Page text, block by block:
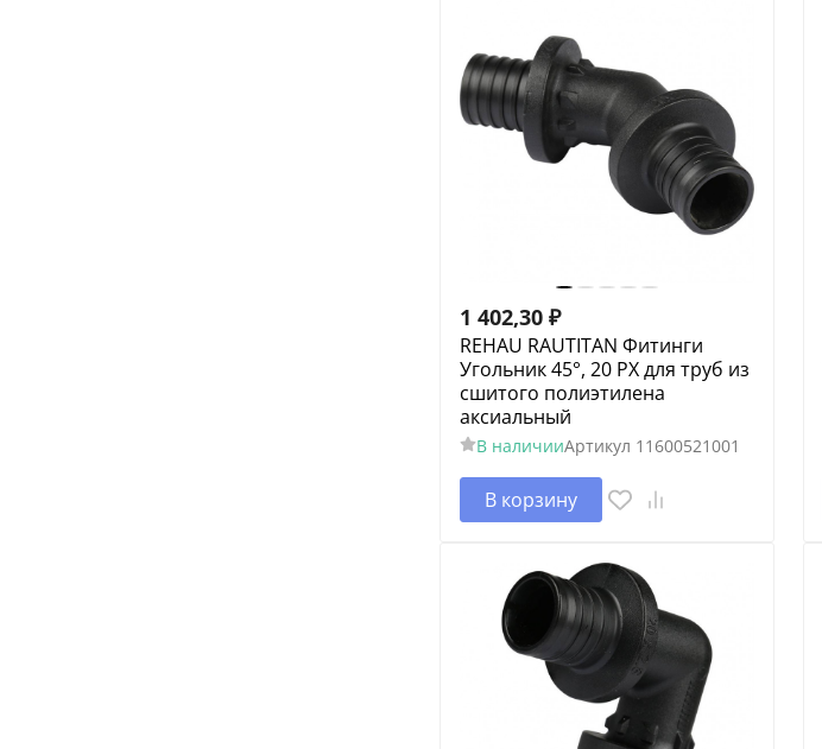
1 402,30 ₽
REHAU RAUTITAN Фитинги
Угольник 45°, 20 PX для труб из
сшитого полиэтилена
аксиальный
В наличииАртикул 11600521001
В корзину